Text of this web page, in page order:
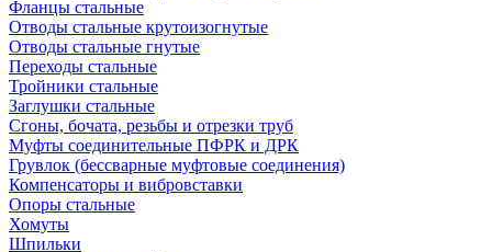
Фланцы стальные
Отводы стальные крутоизогнутые
Отводы стальные гнутые
Переходы стальные
Тройники стальные
Заглушки стальные
Сгоны, бочата, резьбы и отрезки труб
Муфты соединительные ПФРК и ДРК
Грувлок (бессварные муфтовые соединения)
Компенсаторы и вибровставки
Опоры стальные
Хомуты
Шпильки